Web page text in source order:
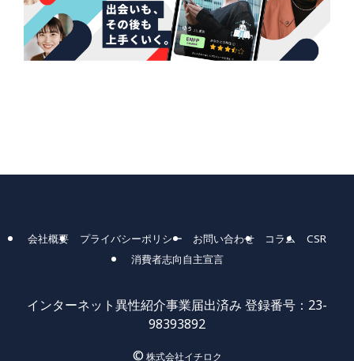
会社概要 プライバシーポリシー お問い合わせ コラム
CSR
消費者志向自主宣言
インターネット異性紹介事業届出済み 登録番号：23-
98393892
© 株式会社イチロク